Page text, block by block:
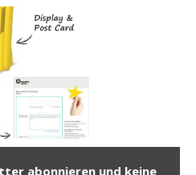
abonnieren und keine